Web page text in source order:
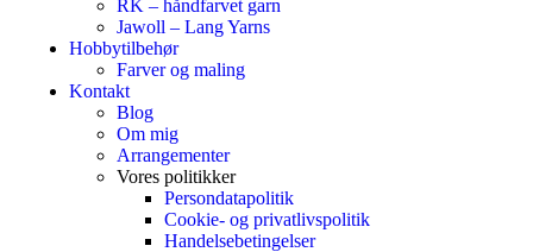
RK – håndfarvet garn
Jawoll – Lang Yarns
Hobbytilbehør
Farver og maling
Kontakt
Blog
Om mig
Arrangementer
Vores politikker
Persondatapolitik
Cookie- og privatlivspolitik
Handelsebetingelser